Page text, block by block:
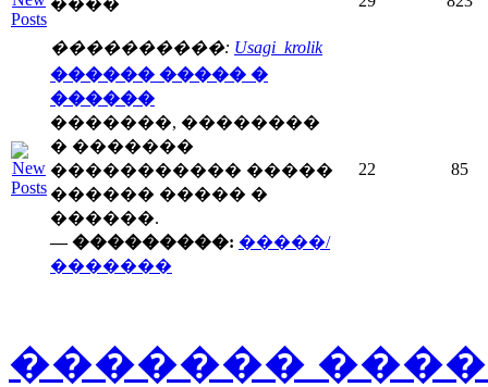
����
����������: Usagi_krolik
������ ����� �
������
�������, ��������
� �������
����������� �����
������ ����� �
������.
— ���������: �����/
�������
22 85
�������